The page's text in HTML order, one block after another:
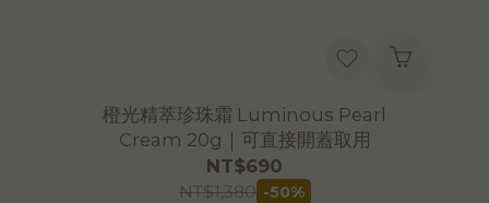
橙光精萃珍珠霜 Luminous Pearl
Cream 20g｜可直接開蓋取用
NT$690
NT$1,380 -50%